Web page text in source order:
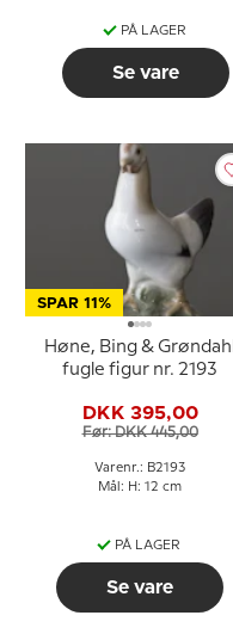
PÅ LAGER
Se vare
SPAR 11%
Høne, Bing & Grøndahl
fugle figur nr. 2193
DKK 395,00
Før: DKK 445,00
Varenr.: B2193
Mål: H: 12 cm
PÅ LAGER
Se vare